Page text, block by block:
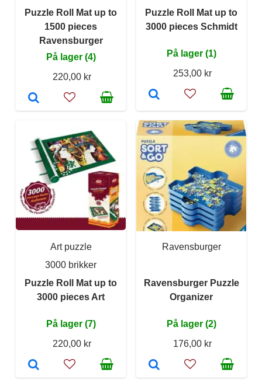
Puzzle Roll Mat up to
1500 pieces
Ravensburger
På lager (4)
220,00 kr
Puzzle Roll Mat up to
3000 pieces Schmidt
På lager (1)
253,00 kr
Art puzzle
3000 brikker
Puzzle Roll Mat up to
3000 pieces Art
På lager (7)
220,00 kr
Ravensburger
Ravensburger Puzzle
Organizer
På lager (2)
176,00 kr